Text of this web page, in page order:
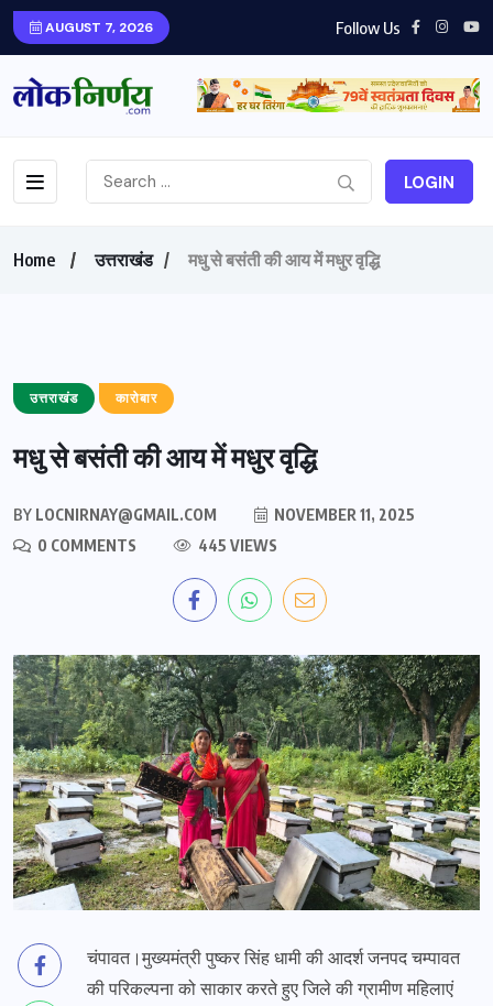
AUGUST 7, 2026 Follow Us
LOGIN
Home उत्तराखंड मधु से बसंती की आय में मधुर वृद्धि
उत्तराखंड कारोबार
मधु से बसंती की आय में मधुर वृद्धि
BY LOCNIRNAY@GMAIL.COM
NOVEMBER 11, 2025
0 COMMENTS
445 VIEWS
चंपावत।मुख्यमंत्री पुष्कर सिंह धामी की आदर्श जनपद चम्पावत
की परिकल्पना को साकार करते हुए जिले की ग्रामीण महिलाएं